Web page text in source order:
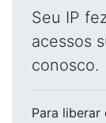
Seu IP
acessos
conosco.
Para liberar